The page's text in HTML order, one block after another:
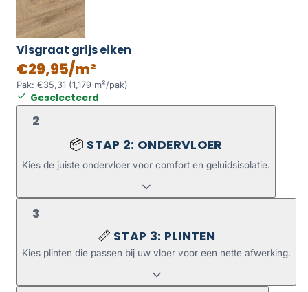
Visgraat grijs eiken
€29,95/m²
Pak: €35,31 (1,179 m²/pak)
Geselecteerd
2
📦 STAP 2: ONDERVLOER
Kies de juiste ondervloer voor comfort en geluidsisolatie.
3
📏 STAP 3: PLINTEN
Kies plinten die passen bij uw vloer voor een nette afwerking.